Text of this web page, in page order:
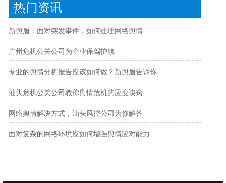
热门资讯
新舆盾：面对突发事件，如何处理网络舆情
广州危机公关公司为企业保驾护航
专业的舆情分析报告应该如何做？新舆盾告诉你
汕头危机公关公司教你舆情危机的应变诀窍
网络舆情解决方式，汕头风控公司为你解答
面对复杂的网络环境应如何增强舆情应对能力